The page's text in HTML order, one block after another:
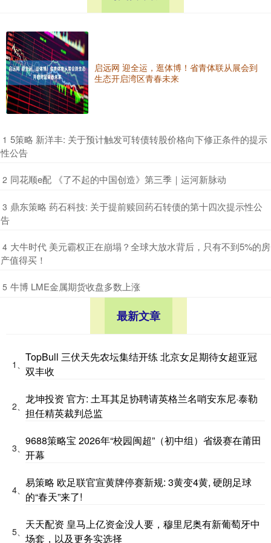
启远网 迎全运，逛体博！省青体联从展会到
生态开启湾区青春未来
1 ​5策略 新洋丰: 关于预计触发可转债转股价格向下修正条件的提示
性公告
2 ​同花顺e配 《了不起的中国创造》第三季｜运河新脉动
3 ​鼎东策略 药石科技: 关于提前赎回药石转债的第十四次提示性公
告
4 ​大牛时代 美元霸权正在崩塌？全球大放水背后，只有不到5%的房
产值得买！
5 ​牛博 LME金属期货收盘多数上涨
最新文章
1、
TopBull 三伏天先农坛集结开练 北京女足期待女超亚冠
双丰收
2、
龙坤投资 官方: 土耳其足协聘请英格兰名哨安东尼·泰勒
担任精英裁判总监
3、
9688策略宝 2026年“校园闽超”（初中组）省级赛在莆田
开幕
4、
易策略 欧足联官宣黄牌停赛新规: 3黄变4黄, 硬朗足球
的“春天”来了!
5、
天天配资 皇马上亿资金没人要，穆里尼奥有新葡萄牙中
场套，以及更务实选择